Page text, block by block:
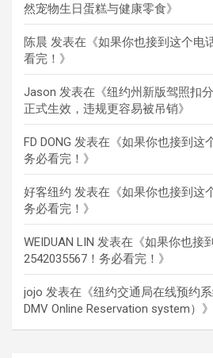
然宠物生日蛋糕与健康零食》
陈晨 发表在《如果你也接到这个电
看完！ 》
Jason 发表在《纽约州新版驾照扣
正式生效，违规更容易被吊销》
FD DONG 发表在《如果你也接到这
务必看完！ 》
好客纽约 发表在《如果你也接到这
务必看完！ 》
WEIDUAN LIN 发表在《如果你也接
2542035567！务必看完！ 》
jojo 发表在《纽约交通局在线预约
DMV Online Reservation system） 》